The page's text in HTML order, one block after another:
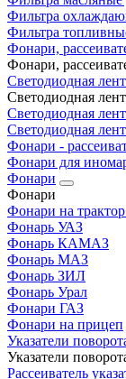
Фильтра
Фильтра
Фонари,
Фонари,
Светодиодная
Светодиодная
Светодиодная
Светодиодная
Фонари -
Фонари для
Фонари
Фонари
Фонари на
Фонарь УАЗ
Фонарь КАМАЗ
Фонарь МАЗ
Фонарь ЗИЛ
Фонарь Урал
Фонари ГАЗ
Фонари на прицеп
Указатели
Указатели
Рассеиватель